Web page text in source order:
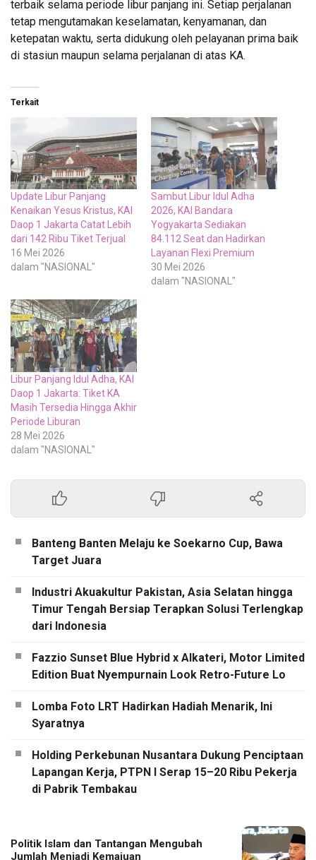
terbaik selama periode libur panjang ini. Setiap perjalanan
tetap mengutamakan keselamatan, kenyamanan, dan
ketepatan waktu, serta didukung oleh pelayanan prima baik
di stasiun maupun selama perjalanan di atas KA.
Terkait
Update Libur Panjang
Kenaikan Yesus Kristus, KAI
Daop 1 Jakarta Catat Lebih
dari 142 Ribu Tiket Terjual
16 Mei 2026
dalam "NASIONAL"
Sambut Libur Idul Adha
2026, KAI Bandara
Yogyakarta Sediakan
84.112 Seat dan Hadirkan
Layanan Flexi Premium
30 Mei 2026
dalam "NASIONAL"
Libur Panjang Idul Adha, KAI
Daop 1 Jakarta: Tiket KA
Masih Tersedia Hingga Akhir
Periode Liburan
28 Mei 2026
dalam "NASIONAL"
Banteng Banten Melaju ke Soekarno Cup, Bawa
Target Juara
Industri Akuakultur Pakistan, Asia Selatan hingga
Timur Tengah Bersiap Terapkan Solusi Terlengkap
dari Indonesia
Fazzio Sunset Blue Hybrid x Alkateri, Motor Limited
Edition Buat Nyempurnain Look Retro-Future Lo
Lomba Foto LRT Hadirkan Hadiah Menarik, Ini
Syaratnya
Holding Perkebunan Nusantara Dukung Penciptaan
Lapangan Kerja, PTPN I Serap 15–20 Ribu Pekerja
di Pabrik Tembakau
Politik Islam dan Tantangan Mengubah
Jumlah Menjadi Kemajuan